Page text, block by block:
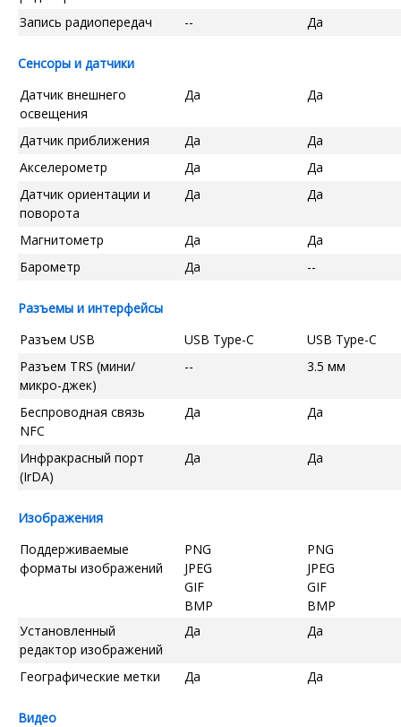
Запись радиопередач
-- Да
Сенсоры и датчики
Датчик внешнего
освещения
Да Да
Датчик приближения Да
Да
Акселерометр
Да
Да
Датчик ориентации и
поворота
Да Да
Магнитометр Да
Да
Барометр
Да --
Разъемы и интерфейсы
Разъем USB
USB Type-C
USB Type-C
Разъем TRS (мини/
микро-джек)
-- 3.5 мм
Беспроводная связь
NFC
Да Да
Инфракрасный порт
(IrDA)
Да Да
Изображения
Поддерживаемые
форматы изображений
PNG
JPEG
GIF
BMP
PNG
JPEG
GIF
BMP
Установленный
редактор изображений
Да Да
Географические метки Да Да
Видео